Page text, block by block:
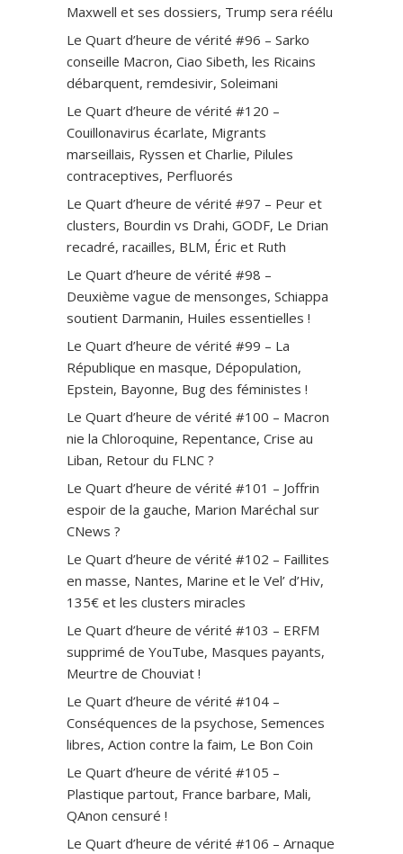
Maxwell et ses dossiers, Trump sera réélu
Le Quart d’heure de vérité #96 – Sarko
conseille Macron, Ciao Sibeth, les Ricains
débarquent, remdesivir, Soleimani
Le Quart d’heure de vérité #120 –
Couillonavirus écarlate, Migrants
marseillais, Ryssen et Charlie, Pilules
contraceptives, Perfluorés
Le Quart d’heure de vérité #97 – Peur et
clusters, Bourdin vs Drahi, GODF, Le Drian
recadré, racailles, BLM, Éric et Ruth
Le Quart d’heure de vérité #98 –
Deuxième vague de mensonges, Schiappa
soutient Darmanin, Huiles essentielles !
Le Quart d’heure de vérité #99 – La
République en masque, Dépopulation,
Epstein, Bayonne, Bug des féministes !
Le Quart d’heure de vérité #100 – Macron
nie la Chloroquine, Repentance, Crise au
Liban, Retour du FLNC ?
Le Quart d’heure de vérité #101 – Joffrin
espoir de la gauche, Marion Maréchal sur
CNews ?
Le Quart d’heure de vérité #102 – Faillites
en masse, Nantes, Marine et le Vel’ d’Hiv,
135€ et les clusters miracles
Le Quart d’heure de vérité #103 – ERFM
supprimé de YouTube, Masques payants,
Meurtre de Chouviat !
Le Quart d’heure de vérité #104 –
Conséquences de la psychose, Semences
libres, Action contre la faim, Le Bon Coin
Le Quart d’heure de vérité #105 –
Plastique partout, France barbare, Mali,
QAnon censuré !
Le Quart d’heure de vérité #106 – Arnaque